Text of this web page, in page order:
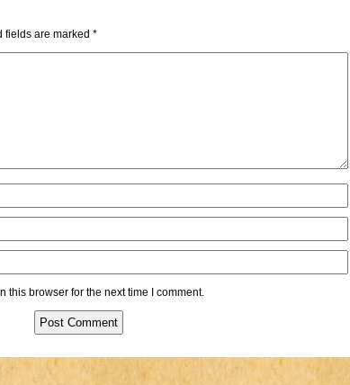
fields are marked *
this browser for the next time I comment.